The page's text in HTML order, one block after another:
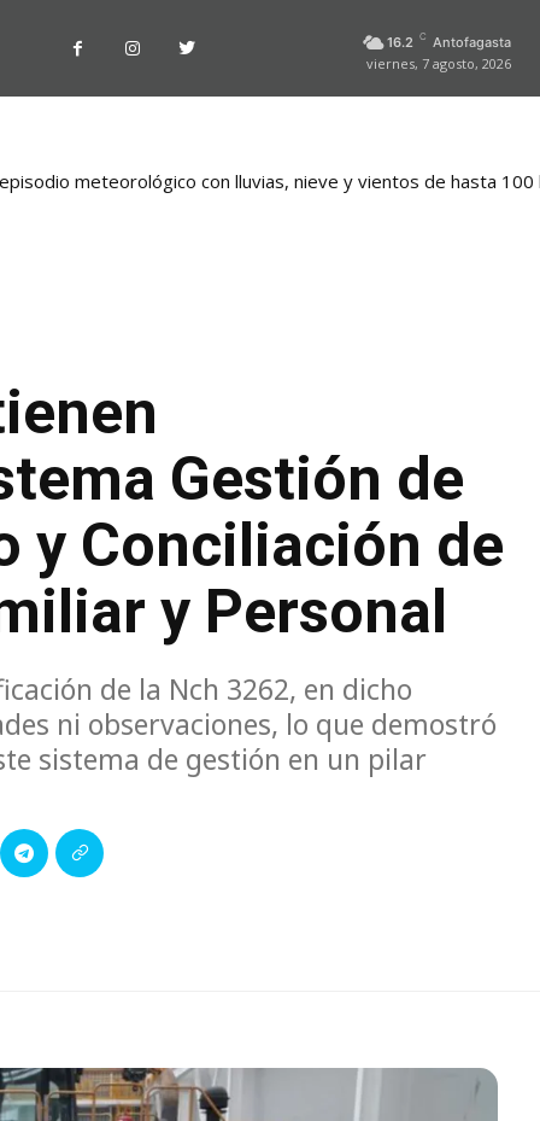
16.2 C Antofagasta
viernes, 7 agosto, 2026
meteorológico con lluvias, nieve y vientos de hasta 100
Gestión de
y Conciliación de
y Personal
de la Nch 3262, en dicho
ni observaciones, lo que demostró
sistema de gestión en un pilar